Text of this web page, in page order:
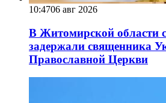
10:4706 авг 2026
В Житомирской области
задержали священника
Православной Церкви